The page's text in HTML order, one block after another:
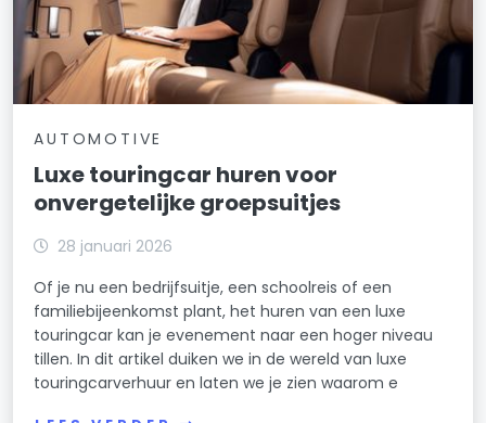
AUTOMOTIVE
Luxe touringcar huren voor
onvergetelijke groepsuitjes
28 januari 2026
Of je nu een bedrijfsuitje, een schoolreis of een
familiebijeenkomst plant, het huren van een luxe
touringcar kan je evenement naar een hoger niveau
tillen. In dit artikel duiken we in de wereld van luxe
touringcarverhuur en laten we je zien waarom e